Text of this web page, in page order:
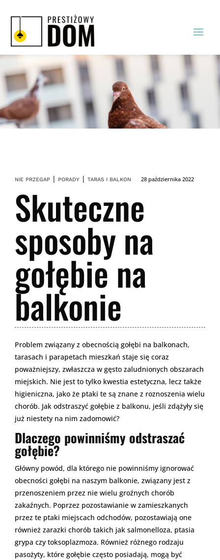
NIE PRZEGAP | PORADY | TARAS I BALKON 28 października 2022
Skuteczne
sposoby na
gołębie na
balkonie
Problem związany z obecnością gołębi na balkonach,
tarasach i parapetach mieszkań staje się coraz
poważniejszy, zwłaszcza w gęsto zaludnionych obszarach
miejskich. Nie jest to tylko kwestia estetyczna, lecz także
higieniczna, jako że ptaki te są znane z roznoszenia wielu
chorób. Jak odstraszyć gołębie z balkonu, jeśli zdążyły się
już niestety na nim zadomowić?
Dlaczego powinniśmy odstraszać
gołębie?
Główny powód, dla którego nie powinniśmy ignorować
obecności gołębi na naszym balkonie, związany jest z
przenoszeniem przez nie wielu groźnych chorób
zakaźnych. Poprzez pozostawianie w zamieszkanych
przez te ptaki miejscach odchodów, pozostawiają one
również zarazki chorób takich jak salmonelloza, ptasia
grypa czy toksoplazmoza. Również różnego rodzaju
pasożyty, które gołębie często posiadają, mogą być